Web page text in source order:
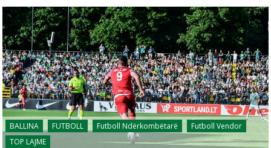
BALLINA FUTBOLL Futboll Ndërkombëtarë
Futboll Vendor
TOP LAJME